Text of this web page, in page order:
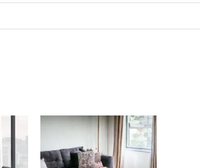
350,00 €
512,00 €
Price
range:
272,00 €
through
462,00 €